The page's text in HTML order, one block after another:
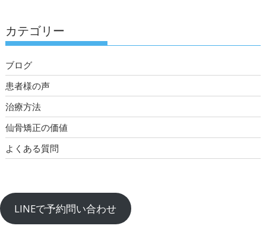
カテゴリー
ブログ
患者様の声
治療方法
仙骨矯正の価値
よくある質問
LINEで予約問い合わせ